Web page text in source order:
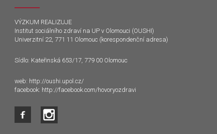
VÝZKUM REALIZUJE
Institut sociálního zdraví na UP v Olomouci (OUSHI)
Univerzitní 22, 771 11 Olomouc (korespondenční adresa)
Sídlo: Kateřinská 653/17, 779 00 Olomouc
web: http://oushi.upol.cz/
facebook: http://facebook.com/hovoryozdravi